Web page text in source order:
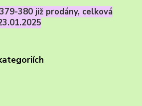
380 již prodány, celková